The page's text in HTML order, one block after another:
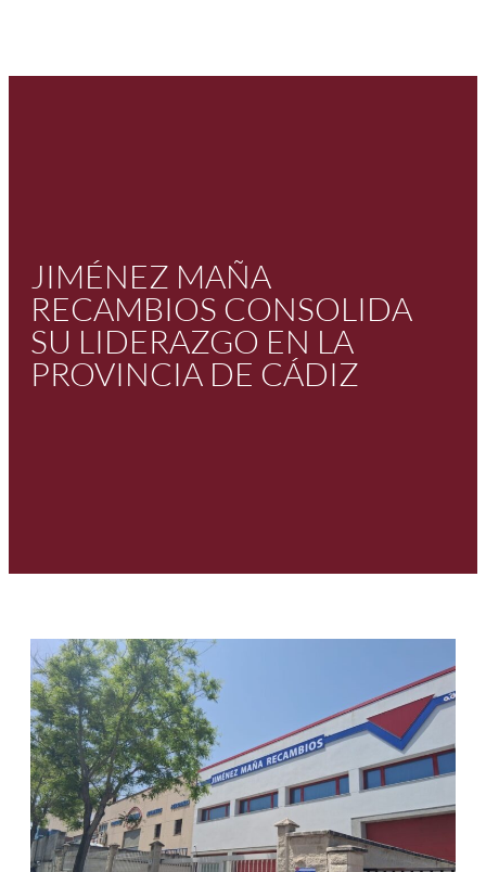
JIMÉNEZ MAÑA
RECAMBIOS CONSOLIDA
SU LIDERAZGO EN LA
PROVINCIA DE CÁDIZ